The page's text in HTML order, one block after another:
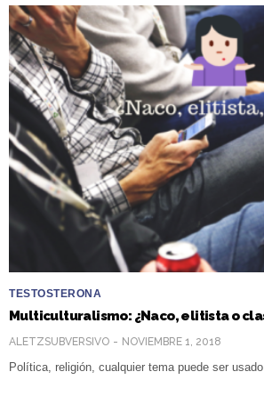
TESTOSTERONA
Multiculturalismo: ¿Naco, elitista o
ALETZSUBVERSIVO NOVIEMBRE 1, 2018
Política, religión, cualquier tema puede ser